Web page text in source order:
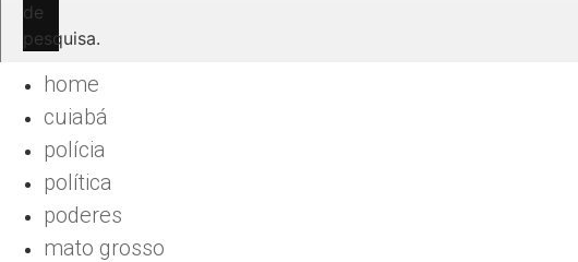
de
pesquisa.
home
cuiabá
polícia
política
poderes
mato grosso